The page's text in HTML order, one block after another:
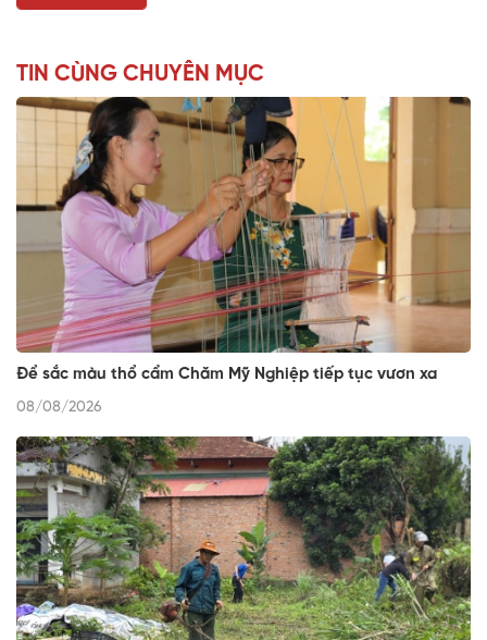
TIN CÙNG CHUYÊN MỤC
Để sắc màu thổ cẩm Chăm Mỹ Nghiệp tiếp tục vươn xa
08/08/2026